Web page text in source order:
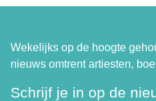
Wekelijks op de hoogte
nieuws omtrent artiesten,
Schrijf je in op de